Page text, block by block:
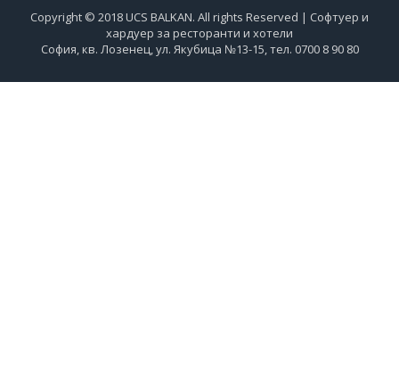
Copyright © 2018 UCS BALKAN. All rights Reserved | Софтуер и
хардуер за ресторанти и хотели
София, кв. Лозенец, ул. Якубица №13-15, тел. 0700 8 90 80